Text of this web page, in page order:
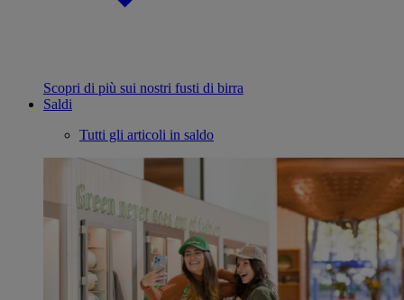
Scopri di più sui nostri fusti di birra
Saldi
Tutti gli articoli in saldo